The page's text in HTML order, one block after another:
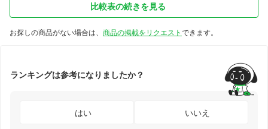
比較表の続きを見る
お探しの商品がない場合は、 商品の掲載をリクエスト できます。
ランキングは参考になりましたか？
はい いいえ